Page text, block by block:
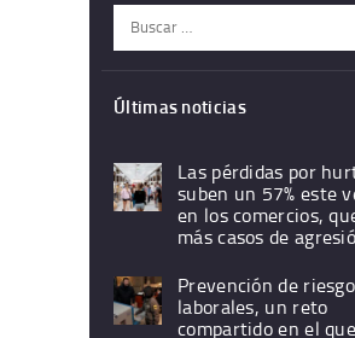
Últimas noticias
Las pérdidas por
suben un 57% este
en los comercios,
más casos de
Prevención de
laborales, un reto
compartido en el